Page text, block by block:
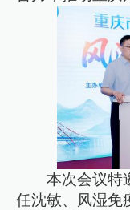
本次会议特
任沈敏、风湿免